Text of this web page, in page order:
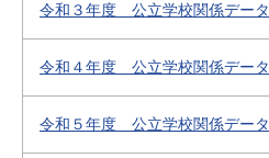
令和３年度 公立学校関係データ
令和４年度 公立学校関係データ
令和５年度 公立学校関係データ